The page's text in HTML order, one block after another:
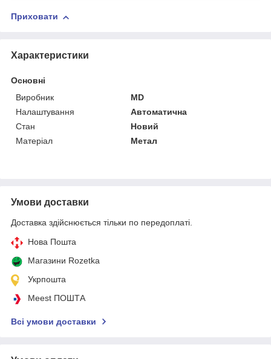
Приховати
Характеристики
Основні
Виробник
MD
Налаштування
Автоматична
Стан
Новий
Матеріал
Метал
Умови доставки
Доставка здійснюється тільки по передоплаті.
Нова Пошта
Магазини Rozetka
Укрпошта
Meest ПОШТА
Всі умови доставки